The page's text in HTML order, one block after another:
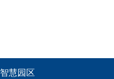
智慧园区